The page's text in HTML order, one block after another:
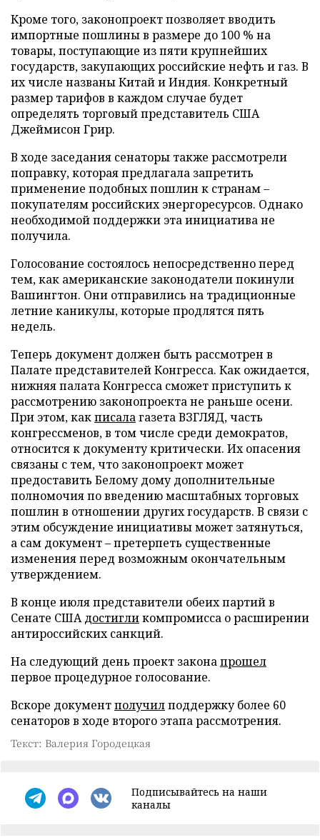
Кроме того, законопроект позволяет вводить
импортные пошлины в размере до 100 % на
товары, поступающие из пяти крупнейших
государств, закупающих российские нефть и газ. В
их числе названы Китай и Индия. Конкретный
размер тарифов в каждом случае будет
определять торговый представитель США
Джеймисон Грир.
В ходе заседания сенаторы также рассмотрели
поправку, которая предлагала запретить
применение подобных пошлин к странам –
покупателям российских энергоресурсов. Однако
необходимой поддержки эта инициатива не
получила.
Голосование состоялось непосредственно перед
тем, как американские законодатели покинули
Вашингтон. Они отправились на традиционные
летние каникулы, которые продлятся пять
недель.
Теперь документ должен быть рассмотрен в
Палате представителей Конгресса. Как ожидается,
нижняя палата Конгресса сможет приступить к
рассмотрению законопроекта не раньше осени.
При этом, какписалагазета ВЗГЛЯД, часть
конгрессменов, в том числе среди демократов,
относится к документу критически. Их опасения
связаны с тем, что законопроект может
предоставить Белому дому дополнительные
полномочия по введению масштабных торговых
пошлин в отношении других государств. В связи с
этим обсуждение инициативы может затянуться,
а сам документ – претерпеть существенные
изменения перед возможным окончательным
утверждением.
В конце июля представители обеих партий в
Сенате СШАдостигликомпромисса о расширении
антироссийских санкций.
На следующий день проект законапрошел
первое процедурное голосование.
Вскоре документполучилподдержку более 60
сенаторов в ходе второго этапа рассмотрения.
Текст: Валерия Городецкая
Подписывайтесь на наши
каналы